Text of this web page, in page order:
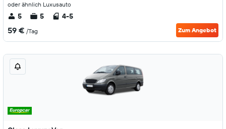
oder ähnlich Luxusauto
5 5 4-5
59 € /Tag Zum Angebot